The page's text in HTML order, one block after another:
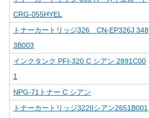
CRG-055HYEL
トナーカートリッジ326 CN-EP326J 348
3B003
インクタンク PFI-320 C シアン 2891C00
1
NPG-71トナー C シアン
トナーカートリッジ322IIシアン2651B001